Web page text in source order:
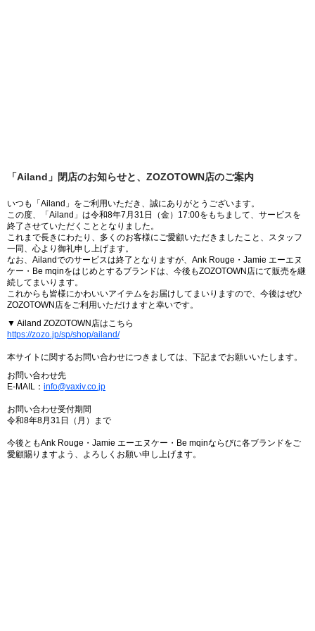
「Ailand」閉店のお知らせと、ZOZOTOWN店のご案内
いつも「Ailand」をご利用いただき、誠にありがとうございます。
この度、「Ailand」は令和8年7月31日（金）17:00をもちまして、サービスを
終了させていただくこととなりました。
これまで長きにわたり、多くのお客様にご愛顧いただきましたこと、スタッフ
一同、心より御礼申し上げます。
なお、Ailandでのサービスは終了となりますが、Ank Rouge・Jamie エーエヌ
ケー・Be mqinをはじめとするブランドは、今後もZOZOTOWN店にて販売を継
続してまいります。
これからも皆様にかわいいアイテムをお届けしてまいりますので、今後はぜひ
ZOZOTOWN店をご利用いただけますと幸いです。
▼ Ailand ZOZOTOWN店はこちら
https://zozo.jp/sp/shop/ailand/
本サイトに関するお問い合わせにつきましては、下記までお願いいたします。
お問い合わせ先
E-MAIL： info@vaxiv.co.jp
お問い合わせ受付期間
令和8年8月31日（月）まで
今後ともAnk Rouge・Jamie エーエヌケー・Be mqinならびに各ブランドをご
愛顧賜りますよう、よろしくお願い申し上げます。